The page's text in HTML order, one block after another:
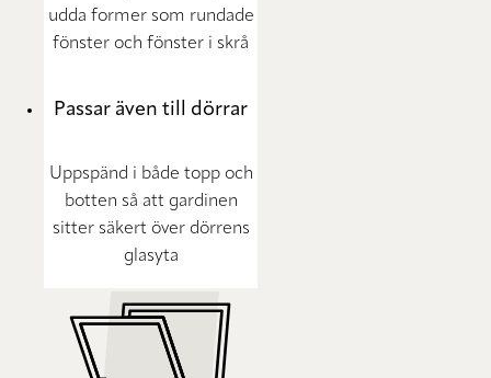
udda former som rundade
fönster och fönster i skrå
Passar även till dörrar
Uppspänd i både topp och
botten så att gardinen
sitter säkert över dörrens
glasyta